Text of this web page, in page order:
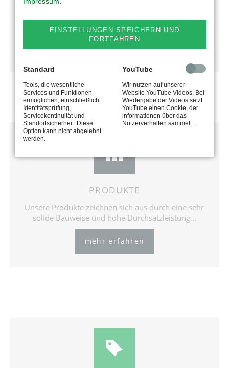
Produkten...
PRODUKTE
Unsere Produkte zeichnen sich aus durch eine sehr
solide Bauweise und hohe Durchsatzleistung...
mehr erfahren
EINSTELLUNGEN SPEICHERN UND
FORTFAHREN
Standard
Tools, die wesentliche
Services und Funktionen
ermöglichen, einschließlich
Identitätsprüfung,
Servicekontinuität und
Standortsicherheit. Diese
Option kann nicht abgelehnt
werden.
YouTube
Wir nutzen auf unserer
Website YouTube Videos. Bei
Wiedergabe der Videos setzt
YouTube einen Cookie, der
informationen über das
Nutzerverhalten sammelt.